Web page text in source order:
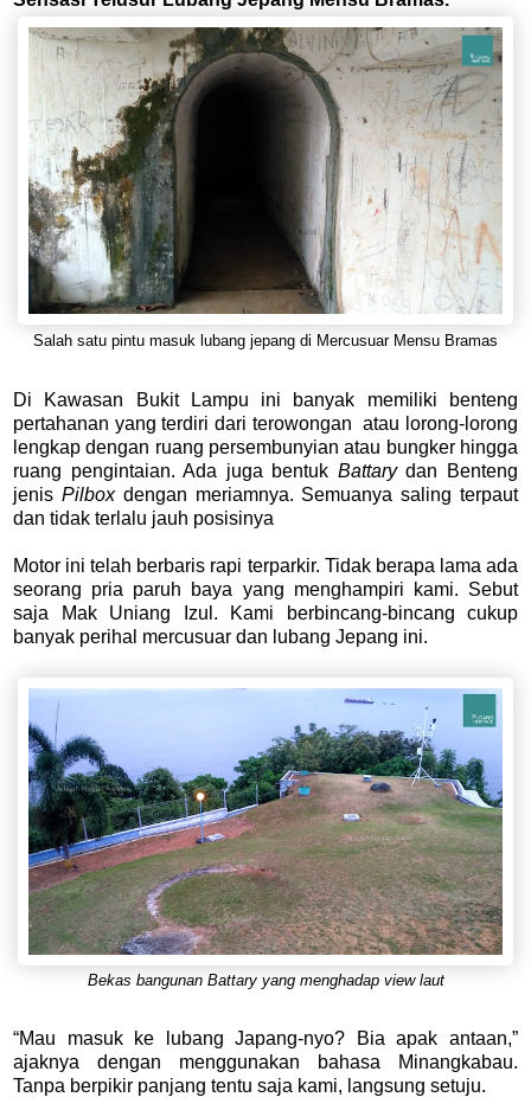
Salah satu pintu masuk lubang jepang di Mercusuar Mensu Bramas
Di Kawasan Bukit Lampu ini banyak memiliki benteng
pertahanan yang terdiri dari terowongan atau lorong-lorong
lengkap dengan ruang persembunyian atau bungker hingga
ruang pengintaian. Ada juga bentuk Battarydan
Benteng
jenis Pilboxdengan meriamnya. Semuanya saling terpaut
dan tidak terlalu jauh posisinya
Motor ini telah berbaris rapi terparkir. Tidak berapa lama ada
seorang pria paruh baya yang menghampiri kami. Sebut
saja Mak Uniang Izul. Kami berbincang-bincang cukup
banyak perihal mercusuar dan lubang Jepang ini.
Bekas bangunan Battary yang menghadap view laut
“Mau masuk ke lubang Japang-nyo? Bia apak antaan,”
ajaknya dengan menggunakan bahasa Minangkabau.
Tanpa berpikir panjang tentu saja kami, langsung setuju.